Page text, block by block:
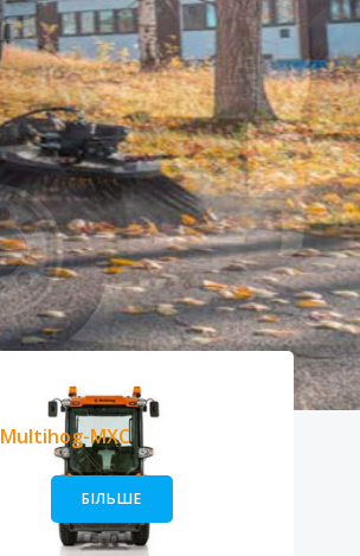
Multihog-MXC
БІЛЬШЕ